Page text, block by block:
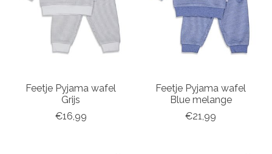
Feetje Pyjama wafel
Grijs
€16,99
Feetje Pyjama wafel
Blue melange
€21,99